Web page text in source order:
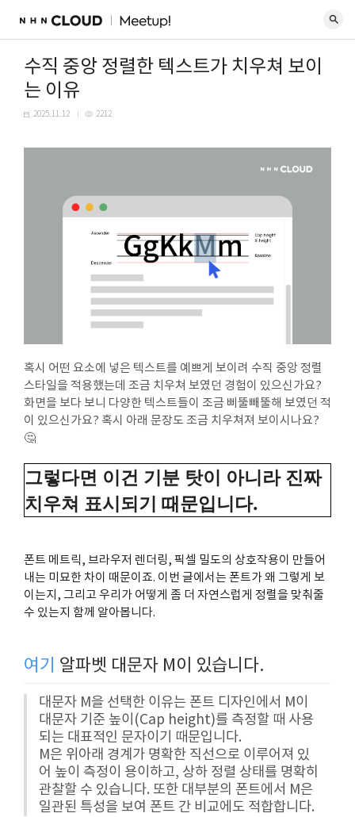
수직 중앙 정렬한 텍스트가 치우쳐 보이
는 이유
2025.11.12 2212
혹시 어떤 요소에 넣은 텍스트를 예쁘게 보이려 수직 중앙 정렬
스타일을 적용했는데 조금 치우쳐 보였던 경험이 있으신가요?
화면을 보다 보니 다양한 텍스트들이 조금 삐뚤빼뚤해 보였던 적
이 있으신가요? 혹시 아래 문장도 조금 치우쳐져 보이시나요?
🤔
그렇다면 이건 기분 탓이 아니라 진짜
치우쳐 표시되기 때문입니다.
폰트 메트릭, 브라우저 렌더링, 픽셀 밀도의 상호작용이 만들어
내는 미묘한 차이 때문이죠. 이번 글에서는 폰트가 왜 그렇게 보
이는지, 그리고 우리가 어떻게 좀 더 자연스럽게 정렬을 맞춰줄
수 있는지 함께 알아봅니다.
여기 알파벳 대문자 M이 있습니다.
대문자 M을 선택한 이유는 폰트 디자인에서 M이
대문자 기준 높이(Cap height)를 측정할 때 사용
되는 대표적인 문자이기 때문입니다.
M은 위아래 경계가 명확한 직선으로 이루어져 있
어 높이 측정이 용이하고, 상하 정렬 상태를 명확히
관찰할 수 있습니다. 또한 대부분의 폰트에서 M은
일관된 특성을 보여 폰트 간 비교에도 적합합니다.